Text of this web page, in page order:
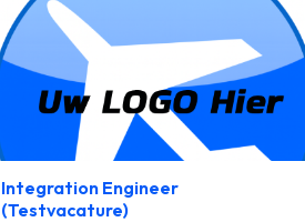
Integration Engineer
(Testvacature)